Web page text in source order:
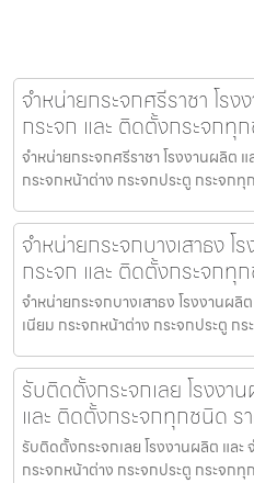
จำหน่ายกระจกศรีราชา โร
กระจก และ ติดตั้งกระจกทุ
จำหน่ายกระจกศรีราชา โรงงานผลิต
กระจกหน้าต่าง กระจกประตู กระจกทุ
จำหน่ายกระจกบางเสาธง
กระจก และ ติดตั้งกระจกทุ
จำหน่ายกระจกบางเสาธง โรงงานผลิ
เนียม กระจกหน้าต่าง กระจกประตู ก
รับติดตั้งกระจกเลย โรงงา
และ ติดตั้งกระจกทุกชนิด ร
รับติดตั้งกระจกเลย โรงงานผลิต และ
กระจกหน้าต่าง กระจกประตู กระจก